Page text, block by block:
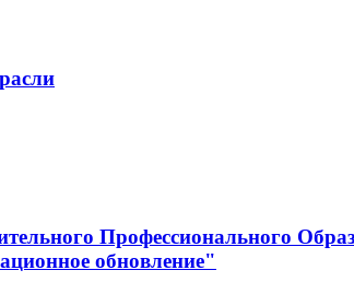
Профессионального
обновление"